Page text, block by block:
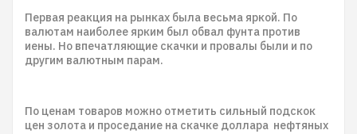
Первая реакция на рынках была весьма яркой. По
валютам наиболее ярким был обвал фунта против
иены. Но впечатляющие скачки и провалы были и по
другим валютным парам.
По ценам товаров можно отметить сильный подскок
цен золота и проседание на скачке доллара нефтяных